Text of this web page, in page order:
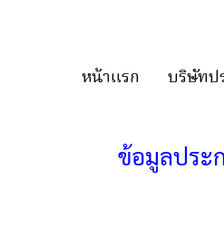
หน้าแรก บริษัทป
ข้อมูลประ